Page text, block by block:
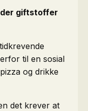
giftstoffer
til en sosial
og drikke
det krever at